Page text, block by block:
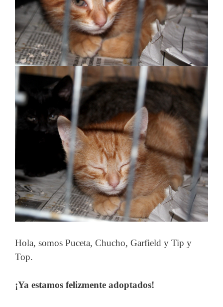
Hola, somos Puceta, Chucho, Garfield y Tip y
Top.
¡Ya estamos felizmente adoptados!